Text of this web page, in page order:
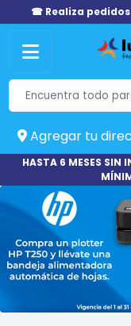
☎ Realiza
Agregar tu
HASTA 6 MESES SIN